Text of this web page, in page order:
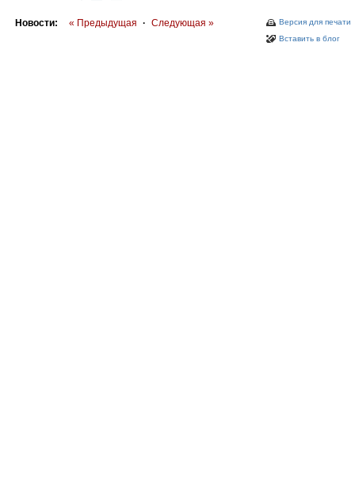
Версия для печати
Вставить в блог
Новости: « Предыдущая · Следующая »